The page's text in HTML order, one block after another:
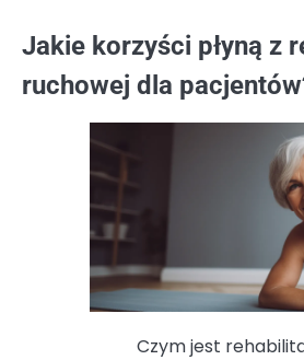
Jakie korzyści płyną z
ruchowej dla
Czym jest